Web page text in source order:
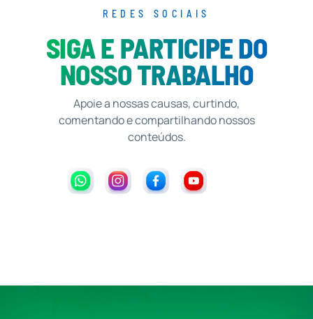
REDES SOCIAIS
SIGA E PARTICIPE DO
NOSSO TRABALHO
Apoie a nossas causas, curtindo,
comentando e compartilhando nossos
conteúdos.